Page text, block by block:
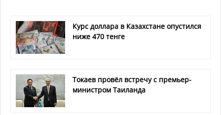
Курс доллара в Казахстане опустился
ниже 470 тенге
Токаев провёл встречу с премьер-
министром Таиланда